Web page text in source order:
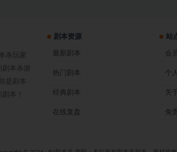
杀玩家
剧本杀游
是剧本
本！
剧本资源
最新剧本
热门剧本
经典剧本
在线复盘
站
会
个
关
免